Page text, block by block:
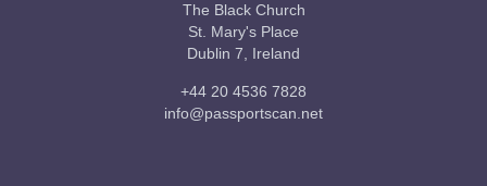
The Black Church
St. Mary's Place
Dublin 7, Ireland
+44 20 4536 7828
info@passportscan.net